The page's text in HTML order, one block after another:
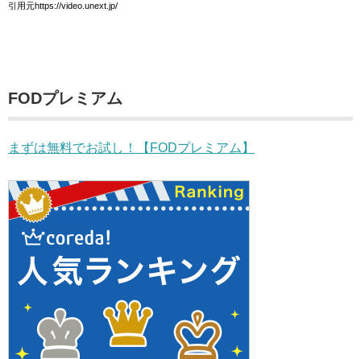
引用元https://video.unext.jp/
FODプレミアム
まずは無料でお試し！【FODプレミアム】